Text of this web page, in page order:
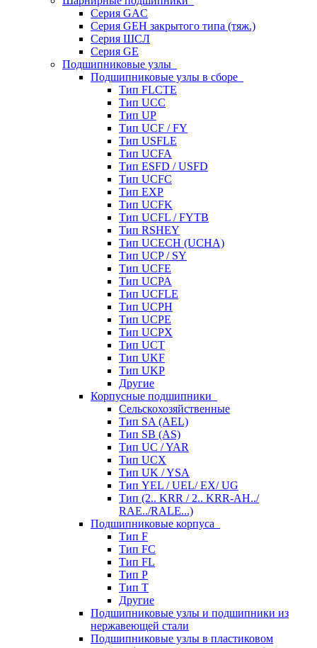
Серия GAC
Серия GEH закрытого типа (тяж.)
Серия ШСЛ
Серия GE
Подшипниковые узлы
Подшипниковые узлы в сборе
Тип FLCTE
Тип UCC
Тип UP
Тип UCF / FY
Тип USFLE
Тип UCFA
Тип ESFD / USFD
Тип UCFC
Тип EXP
Тип UCFK
Тип UCFL / FYTB
Тип RSHEY
Тип UCECH (UCHA)
Тип UCP / SY
Тип UCFE
Тип UCPA
Тип UCFLE
Тип UCPH
Тип UCPE
Тип UCPX
Тип UCT
Тип UKF
Тип UKP
Другие
Корпусные подшипники
Сельскохозяйственные
Тип SA (AEL)
Тип SB (AS)
Тип UC / YAR
Тип UCX
Тип UK / YSA
Тип YEL / UEL/ EX/ UG
Тип (2.. KRR / 2.. KRR-AH../
RAE../RALE...)
Подшипниковые корпуса
Тип F
Тип FC
Тип FL
Тип P
Тип T
Другие
Подшипниковые узлы и подшипники из
нержавеющей стали
Подшипниковые узлы в пластиковом